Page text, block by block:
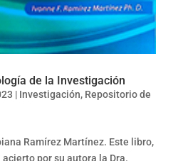
de la Investigación
| Investigación, Repositorio de
Ramírez Martínez. Este libro,
por su autora la Dra.